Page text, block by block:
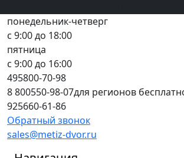
понедельник-четверг
с 9:00 до 18:00
пятница
с 9:00 до 16:00
495800-70-98
8 800550-98-07для регионов
925660-61-86
Обратный звонок
sales@metiz-dvor.ru